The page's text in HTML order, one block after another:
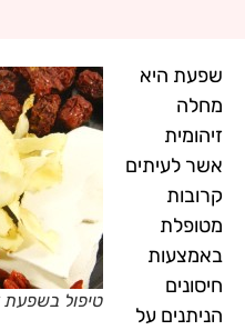
טיפול בשפעת
שפעת היא
מחלה
זיהומית
אשר לעיתים
קרובות
מטופלת
באמצעות
חיסונים
הניתנים על